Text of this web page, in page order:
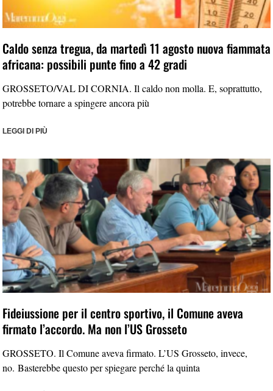
Caldo senza tregua, da martedì 11 agosto nuova fiammata
africana: possibili punte fino a 42 gradi
GROSSETO/VAL DI CORNIA. Il caldo non molla. E, soprattutto,
potrebbe tornare a spingere ancora più
LEGGI DI PIÙ
Fideiussione per il centro sportivo, il Comune aveva
firmato l’accordo. Ma non l’US Grosseto
GROSSETO. Il Comune aveva firmato. L’US Grosseto, invece,
no. Basterebbe questo per spiegare perché la quinta